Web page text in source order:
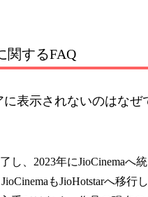
関するFAQ
に表示されないのはなぜ
し、2023年にJioCinemaへ統
もJioHotstarへ移行し